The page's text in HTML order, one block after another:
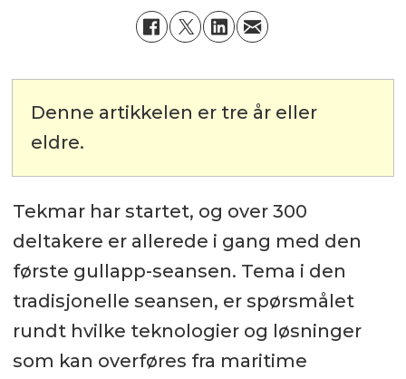
Denne artikkelen er tre år eller
eldre.
Tekmar har startet, og over 300
deltakere er allerede i gang med den
første gullapp-seansen. Tema i den
tradisjonelle seansen, er spørsmålet
rundt hvilke teknologier og løsninger
som kan overføres fra maritime